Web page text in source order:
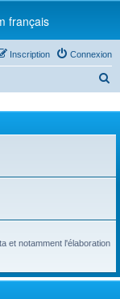
français
Connexion
Inscription
h
r
et notamment l'élaboration